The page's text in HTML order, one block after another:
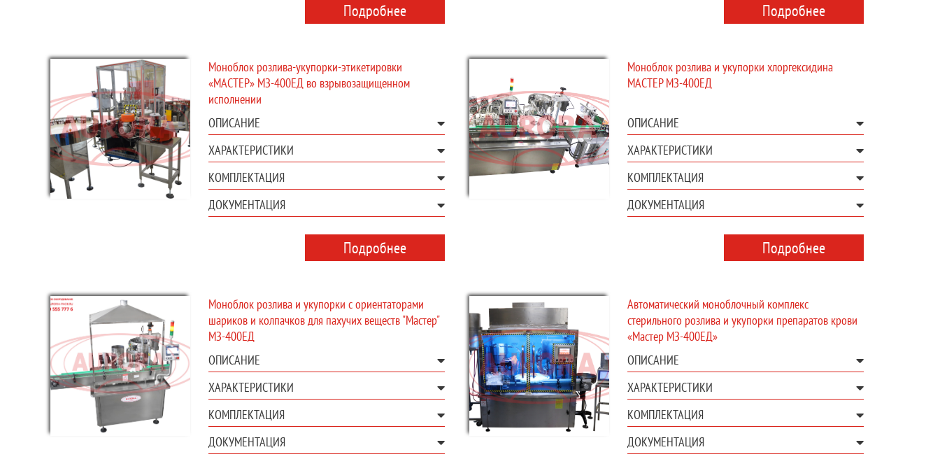
Подробнее Подробнее
Моноблок розлива-укупорки-этикетировки
«МАСТЕР» МЗ-400ЕД во взрывозащищенном
исполнении
ОПИСАНИЕ
ХАРАКТЕРИСТИКИ
КОМПЛЕКТАЦИЯ
ДОКУМЕНТАЦИЯ
Подробнее
Моноблок розлива и укупорки хлоргексидина
МАСТЕР МЗ-400ЕД
ОПИСАНИЕ
ХАРАКТЕРИСТИКИ
КОМПЛЕКТАЦИЯ
ДОКУМЕНТАЦИЯ
Подробнее
Моноблок розлива и укупорки с ориентаторами
шариков и колпачков для пахучих веществ "Мастер"
МЗ-400ЕД
ОПИСАНИЕ
ХАРАКТЕРИСТИКИ
КОМПЛЕКТАЦИЯ
ДОКУМЕНТАЦИЯ
Автоматический моноблочный комплекс
стерильного розлива и укупорки препаратов крови
«Мастер МЗ-400ЕД»
ОПИСАНИЕ
ХАРАКТЕРИСТИКИ
КОМПЛЕКТАЦИЯ
ДОКУМЕНТАЦИЯ